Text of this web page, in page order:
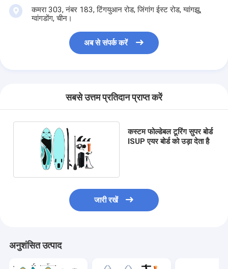
कमरा 303, नंबर 183, टिंगयुआन रोड, जिंगांग ईस्ट रोड, ग्वांगझू,
ग्वांगडोंग, चीन।
अब से संपर्क करें
सबसे उत्तम प्रतिदान प्राप्त करें
कस्टम फोल्डेबल टूरिंग सुपर बोर्ड
ISUP एयर बोर्ड को उड़ा देता है
जारी रखें
अनुशंसित उत्पाद